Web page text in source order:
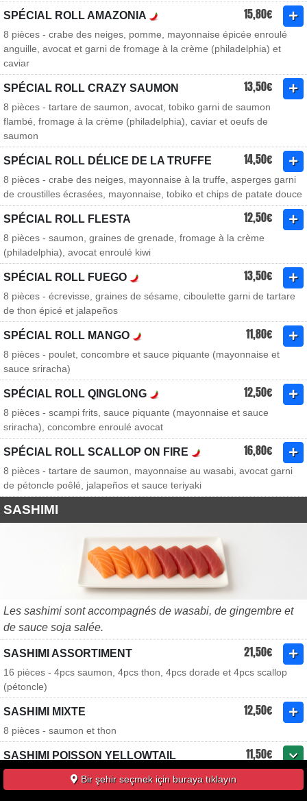
SPÉCIAL ROLL AMAZONIA 15,80€
8 pièces - crabe des neiges, pomme, mayonnaise épicée enroulé
anguille, avocat et garni de fromage à la crème (philadelphia) et
caviar
SPÉCIAL ROLL CRAZY SAUMON 13,50€
8 pièces - tartare de saumon, avocat, tobiko garni de saumon
flambé, fromage à la crème (philadelphia), caviar et oeufs de
saumon
SPÉCIAL ROLL DÉLICE DE LA TRUFFE 14,50€
8 pièces - crabe des neiges, mayonnaise à la truffe, asperges garni
de croustilles écrasées, mayonnaise, tobiko et chips de patate douce
SPÉCIAL ROLL FLESTA 12,50€
8 pièces - saumon, graines de grenade, fromage à la crème
(philadelphia), avocat enroulé kiwi
SPÉCIAL ROLL FUEGO 13,50€
8 pièces - écrevisse, graines de sésame, ciboulette garni de tartare
de thon épicé et jalapeños
SPÉCIAL ROLL MANGO 11,80€
8 pièces - poulet, concombre et sauce piquante (mayonnaise et
sauce sriracha)
SPÉCIAL ROLL QINGLONG 12,50€
8 pièces - scampi frits, sauce piquante (mayonnaise et sauce
sriracha), concombre enroulé avocat
SPÉCIAL ROLL SCALLOP ON FIRE 16,80€
8 pièces - tartare de saumon, mayonnaise au wasabi, avocat garni
de pétoncle poêlé, jalapeños et sauce teriyaki
SASHIMI
Les sashimi sont accompagnés de wasabi, de gingembre et
de sauce soja salée.
SASHIMI ASSORTIMENT 21,50€
16 pièces - 4pcs saumon, 4pcs thon, 4pcs dorade et 4pcs scallop
(pétoncle)
SASHIMI MIXTE 12,50€
8 pièces - saumon et thon
SASHIMI POISSON YELLOWTAIL 11,50€
8 ou 16 pièces - flétanBir şehir seçmek için buraya tıklayın